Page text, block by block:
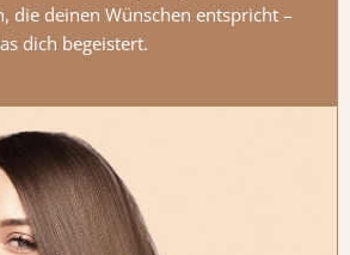
die deinen Wünschen entspricht –
dich begeistert.